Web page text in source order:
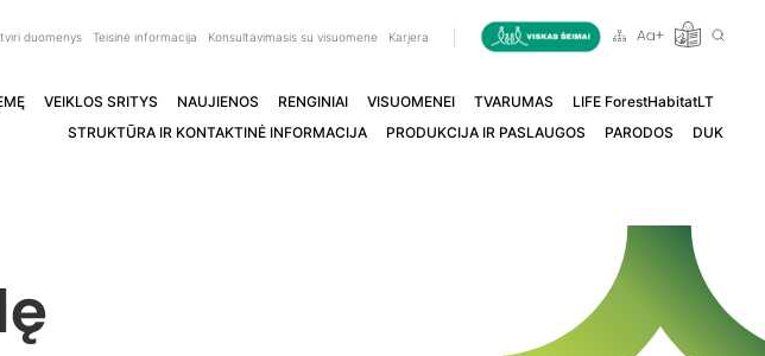
duomenys Teisinė informacija Konsultavimasis su visuomene Karjera
VEIKLOS SRITYS NAUJIENOS RENGINIAI VISUOMENEI TVARUMAS
LIFE ForestHabitatLT
STRUKTŪRA IR KONTAKTINĖ INFORMACIJA
PRODUKCIJA IR PASLAUGOS PARODOS DUK